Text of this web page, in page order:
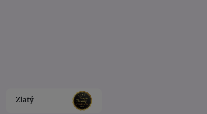
Zlatý